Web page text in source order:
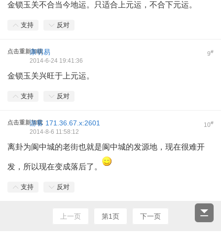
金锁玉关不合当今地运。只适合上元运，不合下元运。
支持 反对
点击重新加载 9#
康明易
2014-6-24 19:41:36
金锁玉关兴旺于上元运。
支持 反对
点击重新加载 10#
游客 171.36.67.x:2601
2014-8-6 11:58:12
离卦为阆中城的老街也就是阆中城的发源地，现在很难开
发，所以现在变成落后了。
支持 反对
上一页 第1页 下一页